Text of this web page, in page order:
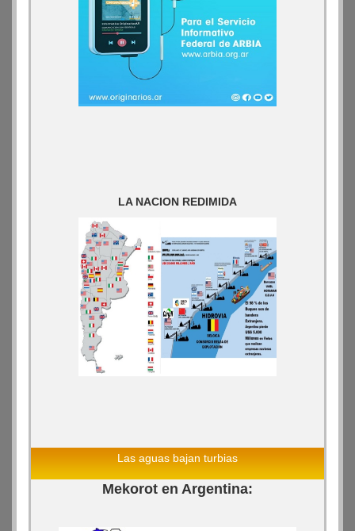
LA NACION REDIMIDA
Las aguas bajan turbias
Mekorot en Argentina: